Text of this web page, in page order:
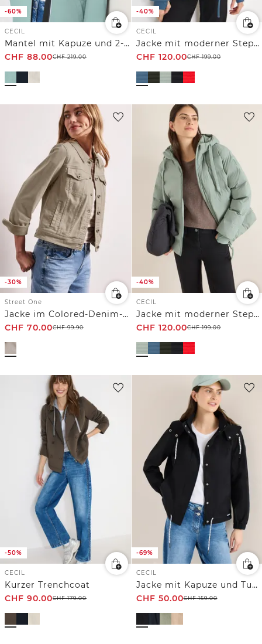
-60%
CECIL
Mantel mit Kapuze und 2-Wege-Zipper
CHF 88.00CHF219.00
-40%
CECIL
Jacke mit moderner Steppung
CHF 120.00CHF199.00
-30%
Street One
Jacke im Colored-Denim-Look mit Taschen
CHF 70.00CHF99.90
-40%
CECIL
Jacke mit moderner Steppung
CHF 120.00CHF199.00
-50%
CECIL
Kurzer Trenchcoat
CHF 90.00CHF179.00
-69%
CECIL
Jacke mit Kapuze und Tunnelzug
CHF 50.00CHF159.00